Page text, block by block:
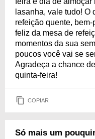
lasanha, vale tudo! O
refeição quente,
feliz da mesa de
momentos da sua
poucos você vai se
Agradeça a chance
quinta-feira!
COPIAR
Só mais um